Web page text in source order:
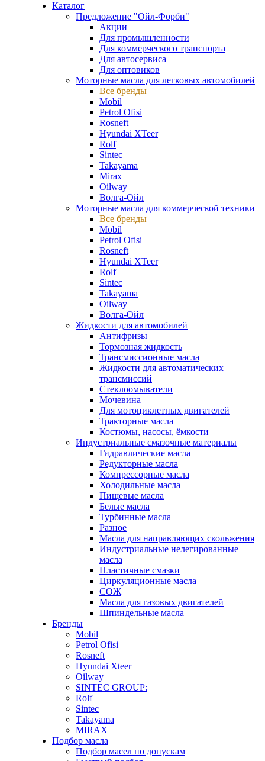
Каталог
Предложение "Ойл-Форби"
Акции
Для промышленности
Для коммерческого транспорта
Для автосервиса
Для оптовиков
Моторные масла для легковых автомобилей
Все бренды
Mobil
Petrol Ofisi
Rosneft
Hyundai XTeer
Rolf
Sintec
Takayama
Mirax
Oilway
Волга-Ойл
Моторные масла для коммерческой техники
Все бренды
Mobil
Petrol Ofisi
Rosneft
Hyundai XTeer
Rolf
Sintec
Takayama
Oilway
Волга-Ойл
Жидкости для автомобилей
Антифризы
Тормозная жидкость
Трансмиссионные масла
Жидкости для автоматических
трансмиссий
Стеклоомыватели
Мочевина
Для мотоциклетных двигателей
Тракторные масла
Костюмы, насосы, ёмкости
Индустриальные смазочные материалы
Гидравлические масла
Редукторные масла
Компрессорные масла
Холодильные масла
Пищевые масла
Белые масла
Турбинные масла
Разное
Масла для направляющих скольжения
Индустриальные нелегированные
масла
Пластичные смазки
Циркуляционные масла
СОЖ
Масла для газовых двигателей
Шпиндельные масла
Бренды
Mobil
Petrol Ofisi
Rosneft
Hyundai Xteer
Oilway
SINTEC GROUP:
Rolf
Sintec
Takayama
MIRAX
Подбор масла
Подбор масел по допускам